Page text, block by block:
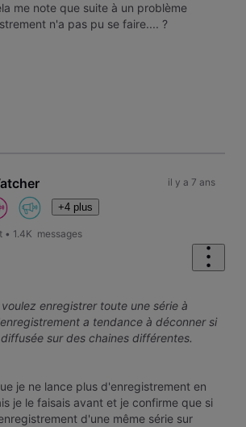
me note que suite à un problème
n'a pas pu se faire.... ?
+4 plus
• 1.4K messages
il y a 7 ans
enregistrer toute une série à
a tendance à déconner si
sur des chaines différentes.
je ne lance plus d'enregistrement en
je le faisais avant et je confirme que si
d'une même série sur